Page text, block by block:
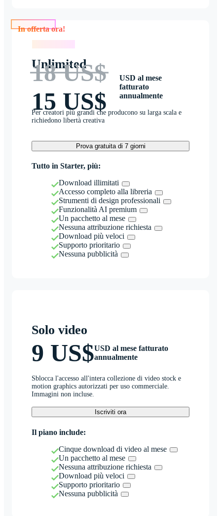
Unlimited
18 US$
15 US$
USD al mese
fatturato
annualmente
Per creatori più grandi che producono su larga scala e
richiedono libertà creativa
Prova gratuita di 7 giorni
Tutto in Starter, più:
Download illimitati
Accesso completo alla libreria
Strumenti di design professionali
Funzionalità AI premium
Un pacchetto al mese
Nessuna attribuzione richiesta
Download più veloci
Supporto prioritario
Nessuna pubblicità
Solo video
9 US$USD al mese fatturato
annualmente
Sblocca l'accesso all'intera collezione di video stock e
motion graphics autorizzati per uso commerciale.
Immagini non incluse.
Iscriviti ora
Il piano include:
Cinque download di video al mese
Un pacchetto al mese
Nessuna attribuzione richiesta
Download più veloci
Supporto prioritario
Nessuna pubblicità